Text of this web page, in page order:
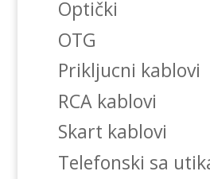
Optički
OTG
Prikljucni kablovi
RCA kablovi
Skart kablovi
Telefonski sa